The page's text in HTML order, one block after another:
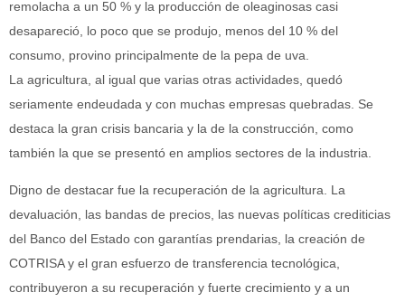
remolacha a un 50 % y la producción de oleaginosas casi
desapareció, lo poco que se produjo, menos del 10 % del
consumo, provino principalmente de la pepa de uva.
La agricultura, al igual que varias otras actividades, quedó
seriamente endeudada y con muchas empresas quebradas. Se
destaca la gran crisis bancaria y la de la construcción, como
también la que se presentó en amplios sectores de la industria.
Digno de destacar fue la recuperación de la agricultura. La
devaluación, las bandas de precios, las nuevas políticas crediticias
del Banco del Estado con garantías prendarias, la creación de
COTRISA y el gran esfuerzo de transferencia tecnológica,
contribuyeron a su recuperación y fuerte crecimiento y a un